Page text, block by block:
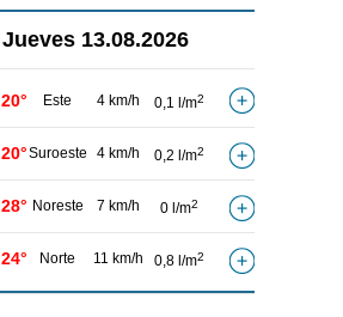
Jueves 13.08.2026
20° Este 4 km/h 0,1 l/m2
20°Suroeste 4 km/h 0,2 l/m2
28° Noreste 7 km/h 0 l/m2
24° Norte 11 km/h 0,8 l/m2